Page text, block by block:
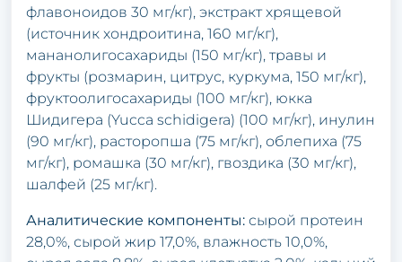
флавоноидов 30 мг/кг), экстракт хрящевой
(источник хондроитина, 160 мг/кг),
мананолигосахариды (150 мг/кг), травы и
фрукты (розмарин, цитрус, куркума, 150 мг/кг),
фруктоолигосахариды (100 мг/кг), юкка
Шидигера (Yucca schidigera) (100 мг/кг), инулин
(90 мг/кг), расторопша (75 мг/кг), облепиха (75
мг/кг), ромашка (30 мг/кг), гвоздика (30 мг/кг),
шалфей (25 мг/кг).
Аналитические компоненты: сырой протеин
28,0%, сырой жир 17,0%, влажность 10,0%,